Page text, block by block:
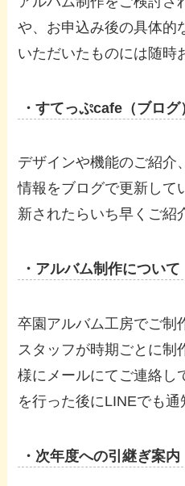
や、お申込み後の具体的
いただいたものには随時
・すてっぷcafe（ブロ
デザインや機能のご紹介
情報をブログで更新して
新されたらいち早くご紹
・アルバム制作について
卒園アルバム工房でご制
スタッフが時期ごとに制
様にメールにてご連絡し
を行った後にLINEでも通
・次年度への引継ぎ案内